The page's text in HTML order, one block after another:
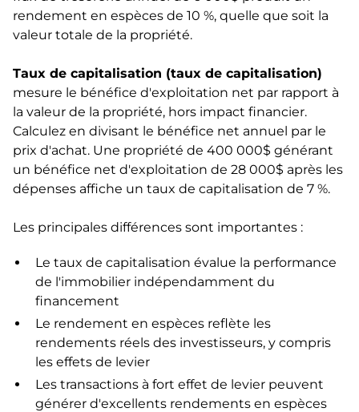
rendement en espèces de 10 %, quelle que soit la
valeur totale de la propriété.
Taux de capitalisation (taux de capitalisation)
mesure le bénéfice d'exploitation net par rapport à
la valeur de la propriété, hors impact financier.
Calculez en divisant le bénéfice net annuel par le
prix d'achat. Une propriété de 400 000$ générant
un bénéfice net d'exploitation de 28 000$ après les
dépenses affiche un taux de capitalisation de 7 %.
Les principales différences sont importantes :
Le taux de capitalisation évalue la performance
de l'immobilier indépendamment du
financement
Le rendement en espèces reflète les
rendements réels des investisseurs, y compris
les effets de levier
Les transactions à fort effet de levier peuvent
générer d'excellents rendements en espèces